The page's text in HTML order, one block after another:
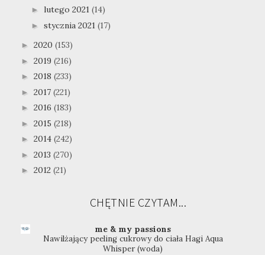
► lutego 2021 (14)
► stycznia 2021 (17)
► 2020 (153)
► 2019 (216)
► 2018 (233)
► 2017 (221)
► 2016 (183)
► 2015 (218)
► 2014 (242)
► 2013 (270)
► 2012 (21)
CHĘTNIE CZYTAM...
me & my passions
Nawilżający peeling cukrowy do ciała Hagi Aqua
Whisper (woda)